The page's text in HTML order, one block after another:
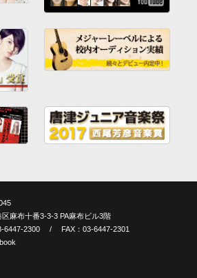
区麻布十番3-3-3 PA麻布ビル3階
6447-2300/ FAX：03-6447-2301